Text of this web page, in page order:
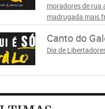
moradores de rua
madrugada mais
Canto do
Dia de